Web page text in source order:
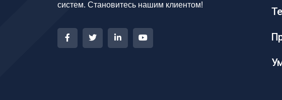
систем. Становитесь нашим клиентом!